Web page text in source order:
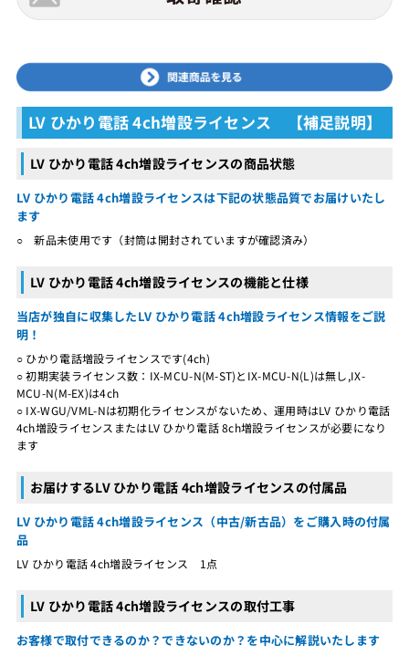
LV ひかり電話 4ch増設ライセンス 【補足説明】
LV ひかり電話 4ch増設ライセンスの商品状態
LV ひかり電話 4ch増設ライセンスは下記の状態品質でお届けいたし
ます
○ 新品未使用です（封筒は開封されていますが確認済み）
LV ひかり電話 4ch増設ライセンスの機能と仕様
当店が独自に収集したLV ひかり電話 4ch増設ライセンス情報をご説
明！
○ ひかり電話増設ライセンスです(4ch)
○ 初期実装ライセンス数：IX-MCU-N(M-ST)とIX-MCU-N(L)は無し,IX-
MCU-N(M-EX)は4ch
○ IX-WGU/VML-Nは初期化ライセンスがないため、運用時はLV ひかり電話
4ch増設ライセンスまたはLV ひかり電話 8ch増設ライセンスが必要になり
ます
お届けするLV ひかり電話 4ch増設ライセンスの付属品
LV ひかり電話 4ch増設ライセンス（中古/新古品）をご購入時の付属
品
LV ひかり電話 4ch増設ライセンス 1点
LV ひかり電話 4ch増設ライセンスの取付工事
お客様で取付できるのか？できないのか？を中心に解説いたします